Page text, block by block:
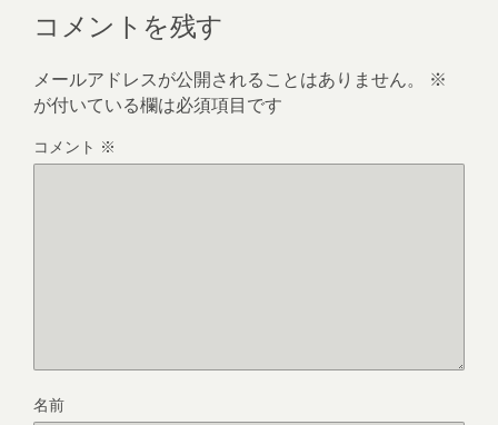
コメントを残す
メールアドレスが公開されることはありません。
※
が付いている欄は必須項目です
コメント ※
名前